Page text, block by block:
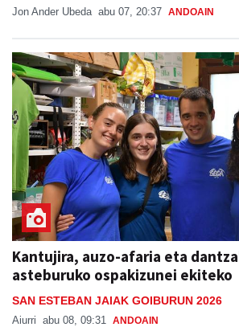
Jon Ander Ubeda abu 07, 20:37 ANDOAIN
Kantujira, auzo-afaria eta
asteburuko ospakizunei ekiteko
SAN ESTEBAN JAIAK GOIBURUN 2026
Aiurri abu 08, 09:31 ANDOAIN